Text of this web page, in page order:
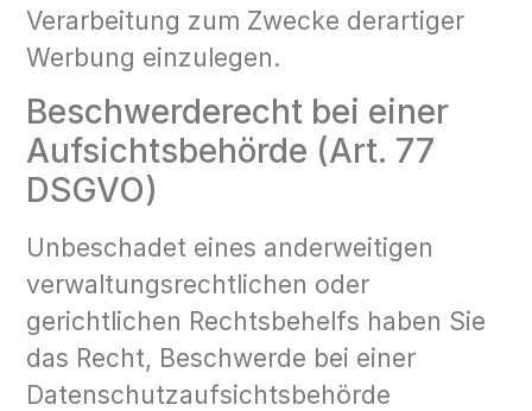
Verarbeitung zum Zwecke derartiger
Werbung einzulegen.
Beschwerderecht bei einer
Aufsichtsbehörde (Art. 77
DSGVO)
Unbeschadet eines anderweitigen
verwaltungsrechtlichen oder
gerichtlichen Rechtsbehelfs haben Sie
das Recht, Beschwerde bei einer
Datenschutzaufsichtsbehörde